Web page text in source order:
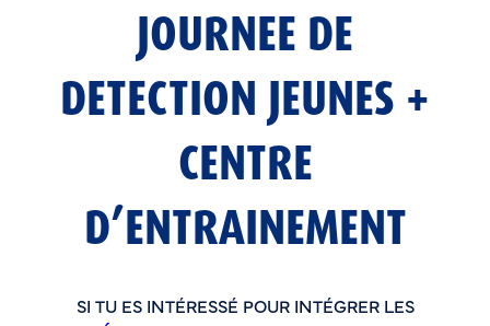
JOURNEE DE
DETECTION JEUNES +
CENTRE
D’ENTRAINEMENT
SI TU ES INTÉRESSÉ POUR INTÉGRER LES